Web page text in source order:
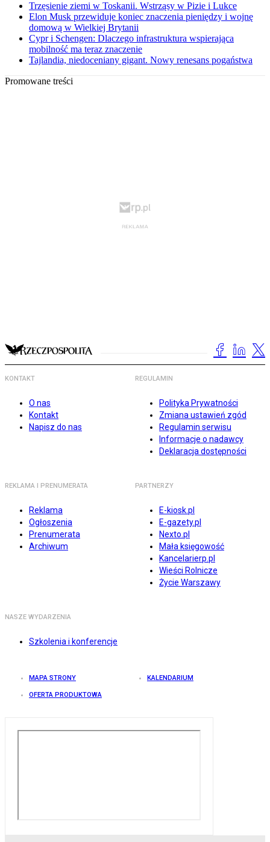
Trzęsienie ziemi w Toskanii. Wstrząsy w Pizie i Lukce
Elon Musk przewiduje koniec znaczenia pieniędzy i wojnę
domową w Wielkiej Brytanii
Cypr i Schengen: Dlaczego infrastruktura wspierająca
mobilność ma teraz znaczenie
Tajlandia, niedoceniany gigant. Nowy renesans pogaństwa
Promowane treści
KONTAKT
O nas
Kontakt
Napisz do nas
REGULAMIN
Polityka Prywatności
Zmiana ustawień zgód
Regulamin serwisu
Informacje o nadawcy
Deklaracja dostępności
REKLAMA I PRENUMERATA
Reklama
Ogłoszenia
Prenumerata
Archiwum
PARTNERZY
E-kiosk.pl
E-gazety.pl
Nexto.pl
Mała księgowość
Kancelarierp.pl
Wieści Rolnicze
Życie Warszawy
NASZE WYDARZENIA
Szkolenia i konferencje
MAPA STRONY KALENDARIUM
OFERTA PRODUKTOWA